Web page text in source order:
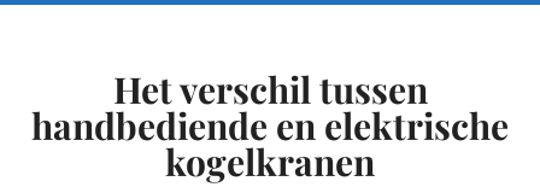
Het verschil tussen
handbediende en elektrische
kogelkranen